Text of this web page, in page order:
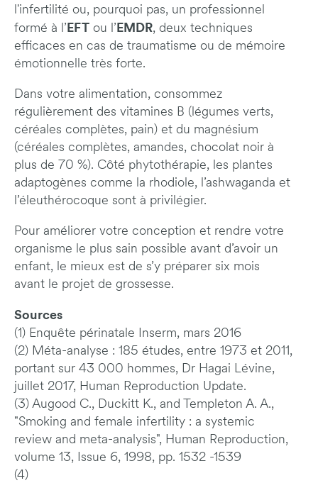
l'infertilité ou, pourquoi pas, un professionnel
formé à l’ EFT ou l’ EMDR, deux techniques
efficaces en cas de traumatisme ou de mémoire
émotionnelle très forte.
Dans votre alimentation, consommez
régulièrement des vitamines B (légumes verts,
céréales complètes, pain) et du magnésium
(céréales complètes, amandes, chocolat noir à
plus de 70 %). Côté phytothérapie, les plantes
adaptogènes comme la rhodiole, l’ashwaganda et
l’éleuthérocoque sont à privilégier.
Pour améliorer votre conception et rendre votre
organisme le plus sain possible avant d’avoir un
enfant, le mieux est de s’y préparer six mois
avant le projet de grossesse.
Sources
(1) Enquête périnatale Inserm, mars 2016
(2) Méta-analyse : 185 études, entre 1973 et 2011,
portant sur 43 000 hommes, Dr Hagai Lévine,
juillet 2017, Human Reproduction Update.
(3) Augood C., Duckitt K., and Templeton A. A.,
"Smoking and female infertility : a systemic
review and meta-analysis", Human Reproduction,
volume 13, Issue 6, 1998, pp. 1532 -1539
(4)